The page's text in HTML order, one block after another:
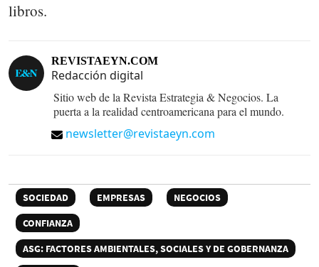
libros.
REVISTAEYN.COM
Redacción digital
Sitio web de la Revista Estrategia & Negocios. La
puerta a la realidad centroamericana para el mundo.
newsletter@revistaeyn.com
SOCIEDAD EMPRESAS
NEGOCIOS
CONFIANZA
ASG: FACTORES AMBIENTALES, SOCIALES Y DE GOBERNANZA